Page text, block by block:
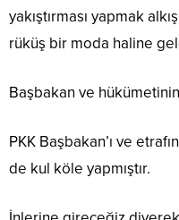
yakıştırması yapmak
rüküş bir moda haline
Başbakan ve
PKK Başbakan’ı ve
de kul köle yapmıştır.